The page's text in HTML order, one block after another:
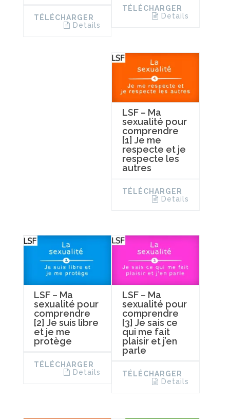
TÉLÉCHARGER
Details
TÉLÉCHARGER
Details
LSF – Ma
sexualité pour
comprendre
[1] Je me
respecte et je
respecte les
autres
TÉLÉCHARGER
Details
LSF – Ma
sexualité pour
comprendre
[2] Je suis libre
et je me
protège
TÉLÉCHARGER
Details
LSF – Ma
sexualité pour
comprendre
[3] Je sais ce
qui me fait
plaisir et j’en
parle
TÉLÉCHARGER
Details